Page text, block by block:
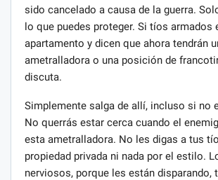
sido cancelado a causa de la guerra.
lo que puedes proteger. Si tíos armados
apartamento y dicen que ahora tendrán
ametralladora o una posición de
discuta.
Simplemente salga de allí, incluso si no
No querrás estar cerca cuando el
esta ametralladora. No les digas a tus
propiedad privada ni nada por el estilo.
nerviosos, porque les están disparando,